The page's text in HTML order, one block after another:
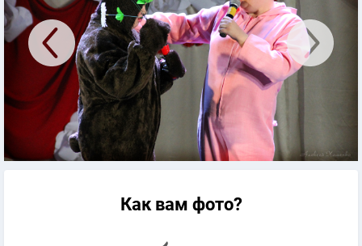
Как вам фото?